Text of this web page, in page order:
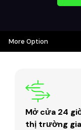
More Option
Mở cửa 24
thị trường